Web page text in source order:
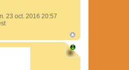
23 oct. 2016 20:57